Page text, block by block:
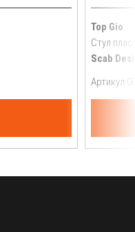
Top Gio
Стул
Scab
Артикул: